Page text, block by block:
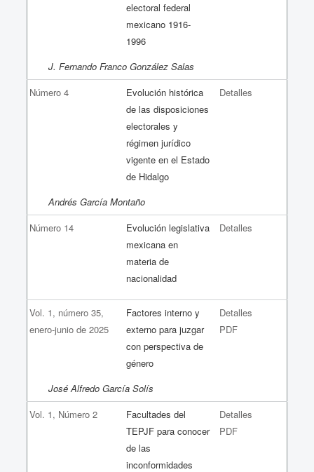
electoral federal
mexicano 1916-
1996
J. Fernando Franco González Salas
Número 4
Evolución histórica
de las disposiciones
electorales y
régimen jurídico
vigente en el Estado
de Hidalgo
Detalles
Andrés García Montaño
Número 14
Evolución legislativa
mexicana en
materia de
nacionalidad
Detalles
Vol. 1, número 35,
enero-junio de 2025
Factores interno y
externo para juzgar
con perspectiva de
género
Detalles
PDF
José Alfredo García Solís
Vol. 1, Número 2
Facultades del
TEPJF para conocer
de las
inconformidades
Detalles
PDF